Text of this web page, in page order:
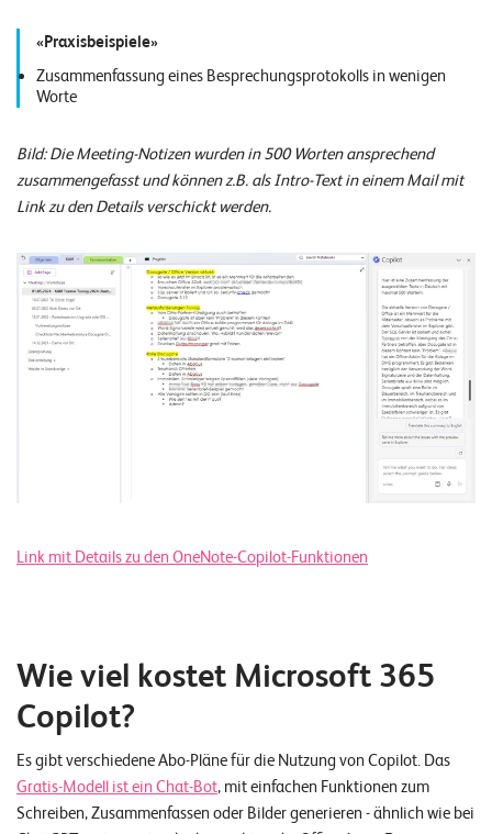
Praxisbeispiele
Zusammenfassung eines Besprechungsprotokolls in wenigen
Worte
Bild: Die Meeting-Notizen wurden in 500 Worten ansprechend
zusammengefasst und können z.B. als Intro-Text in einem Mail mit
Link zu den Details verschickt werden.
Link mit Details zu den OneNote-Copilot-Funktionen
Wie viel kostet Microsoft 365
Copilot?
Es gibt verschiedene Abo-Pläne für die Nutzung von Copilot. Das
Gratis-Modell ist ein Chat-Bot, mit einfachen Funktionen zum
Schreiben, Zusammenfassen oder Bilder generieren - ähnlich wie bei